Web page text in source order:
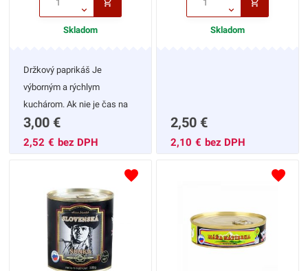
Skladom
Držkový paprikáš Je
výborným a rýchlym
kuchárom. Ak nie je čas na
zdĺhavé varenie stačí trošku
nariediť pitnou vodou, nechať
3,00 €
2,52 € bez DPH
Skladom
2,50 €
2,10 € bez DPH